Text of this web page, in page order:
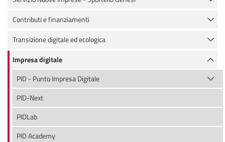
Contributi e finanziamenti
Transizione digitale ed ecologica
Impresa digitale
PID - Punto Impresa Digitale
PID-Next
PIDLab
PID Academy